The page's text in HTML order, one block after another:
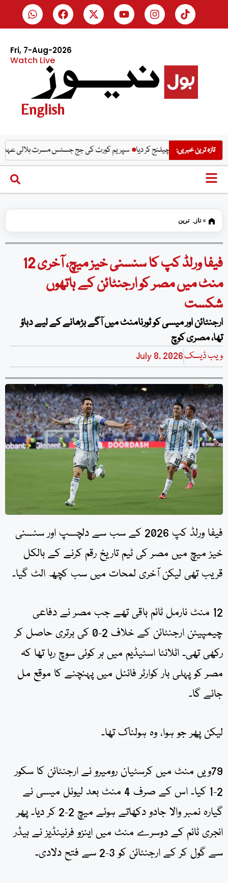
Fri, 7-Aug-2026
Watch Live
English
تازہ ترین خبریں: سپریم کورٹ کی جج جسٹس مسرت ہلالی عہدے سے ریٹائر
»تازہ ترین
فیفا ورلڈ کپ کا سنسنی خیز میچ، آخری 12
منٹ میں مصر کو ارجنٹائن کے ہاتھوں
شکست
ارجنٹائن اور میسی کو ٹورنامنٹ میں آگے بڑھانے کے لیے دباؤ
تھا، مصری کوچ
ویب ڈیسکJuly 8, 2026
فیفا ورلڈ کپ 2026 کے سب سے دلچسپ اور سنسنی
خیز میچ میں مصر کی ٹیم تاریخ رقم کرنے کے بالکل
قریب تھی لیکن آخری لمحات میں سب کچھ الٹ گیا۔
12 منٹ نارمل ٹائم باقی تھے جب مصر نے دفاعی
چیمپیئن ارجنٹائن کے خلاف 2-0 کی برتری حاصل کر
رکھی تھی۔ اٹلانٹا اسٹیڈیم میں ہر کوئی سوچ رہا تھا کہ
مصر کو پہلی بار کوارٹر فائنل میں پہنچنے کا موقع مل
جائے گا۔
لیکن پھر جو ہوا، وہ ہولناک تھا۔
79ویں منٹ میں کرسٹیان رومیرو نے ارجنٹائن کا سکور
2-1 کیا۔ اس کے صرف 4 منٹ بعد لیونل میسی نے
گیارہ نمبر والا جادو دکھاتے ہوئے میچ 2-2 کر دیا۔ پھر
انجری ٹائم کے دوسرے منٹ میں اینزو فرنینڈیز نے ہیڈر
سے گول کر کے ارجنٹائن کو 3-2 سے فتح دلادی۔